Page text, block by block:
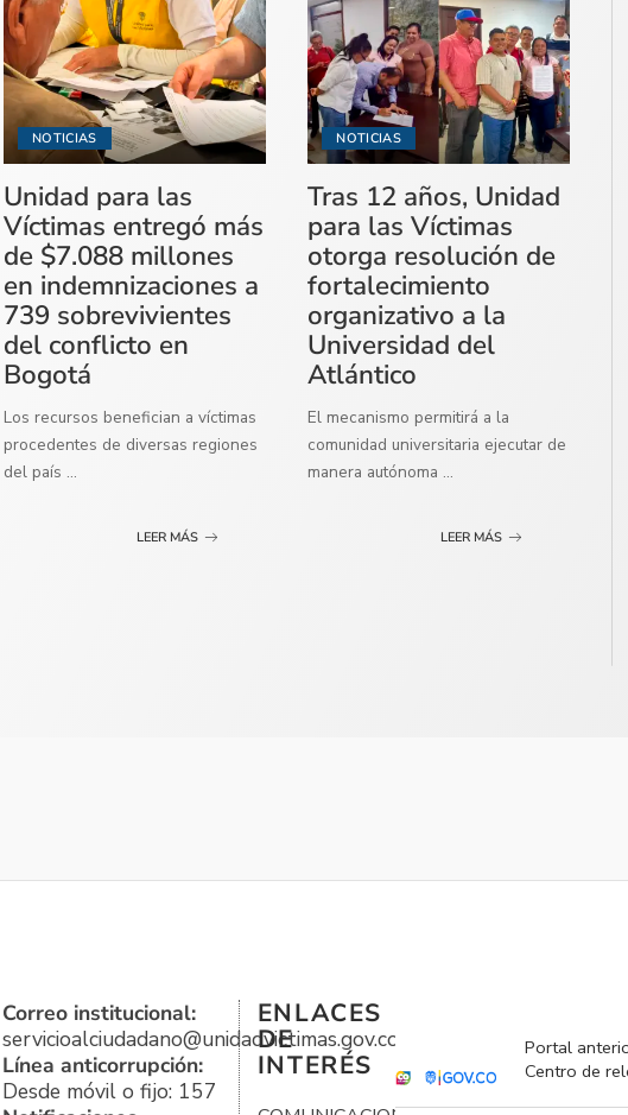
NOTICIAS
Unidad para las
Víctimas entregó más
de $7.088 millones
en indemnizaciones a
739 sobrevivientes
del conflicto en
Bogotá
Los recursos benefician a víctimas
procedentes de diversas regiones
del país ...
LEER MÁS
NOTICIAS
Tras 12 años, Unidad
para las Víctimas
otorga resolución de
fortalecimiento
organizativo a la
Universidad del
Atlántico
El mecanismo permitirá a la
comunidad universitaria ejecutar de
manera autónoma ...
LEER MÁS
Correo institucional:
servicioalciudadano@unidadvictimas.gov.co
Línea anticorrupción:
Desde móvil o fijo: 157
ENLACES
DE
INTERÉS
Portal
Centro de